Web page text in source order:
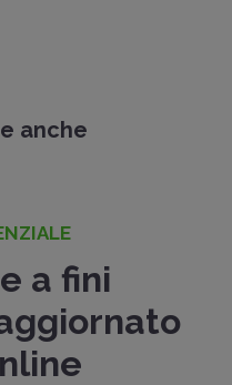
anche
a fini